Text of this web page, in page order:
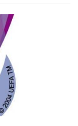
Джозеф Эланга,